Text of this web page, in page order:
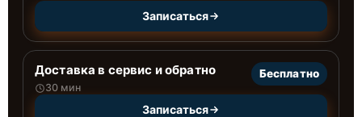
Записаться
Доставка в сервис и обратно
30 мин
Бесплатно
Записаться